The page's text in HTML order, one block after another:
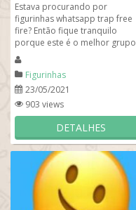
Estava procurando por
figurinhas whatsapp trap free
fire? Então fique tranquilo
porque este é o melhor grupo
de figurinhas de WhatsApp FF!
Além de encontrar...
Figurinhas
23/05/2021
903 views
DETALHES